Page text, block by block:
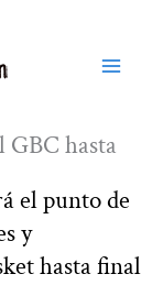
GBC hasta
el punto de
y
hasta final